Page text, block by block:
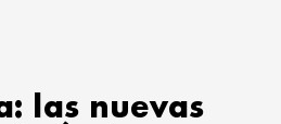
las nuevas